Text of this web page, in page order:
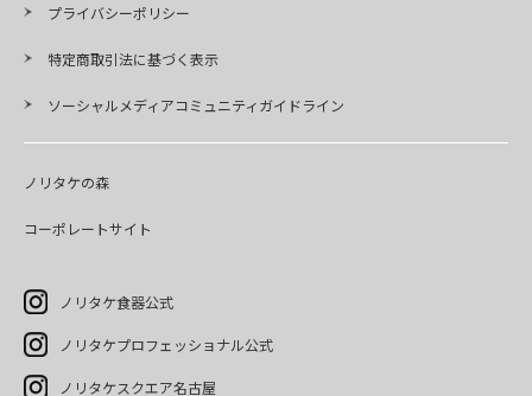
プライバシーポリシー
特定商取引法に基づく表示
ソーシャルメディアコミュニティガイドライン
ノリタケの森
コーポレートサイト
ノリタケ食器公式
ノリタケプロフェッショナル公式
ノリタケスクエア名古屋